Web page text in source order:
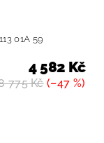
01A 59
775 Kč(–47 %)
4 582 Kč